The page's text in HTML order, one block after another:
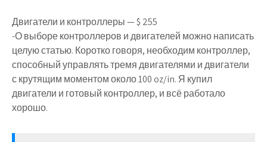
Двигатели и контроллеры — $ 255
-О выборе контроллеров и двигателей можно написать
целую статью. Коротко говоря, необходим контроллер,
способный управлять тремя двигателями и двигатели
с крутящим моментом около 100 oz/in. Я купил
двигатели и готовый контроллер, и всё работало
хорошо.